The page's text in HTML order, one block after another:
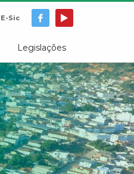
E-Sic
Legislações